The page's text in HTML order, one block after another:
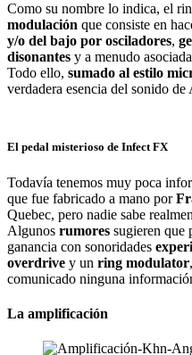
Como su nombre lo indica, el
modulación que consiste en
y/o del bajo por osciladores,
disonantes y a menudo
Todo ello, sumado al estilo
verdadera esencia del sonido
El pedal misterioso de Infect FX
Todavía tenemos muy poca
que fue fabricado a mano por
Quebec, pero nadie sabe
Algunos rumores sugieren que
ganancia con sonoridades
overdrive y un ring modulator
comunicado ninguna
La amplificación